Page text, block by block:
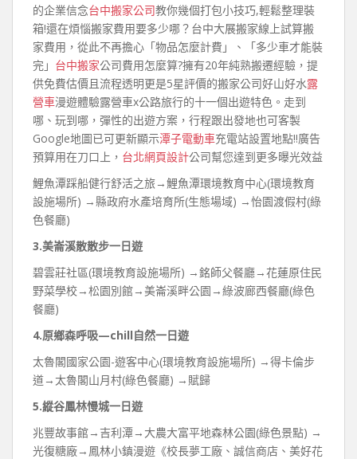
的企業信念台中搬家公司教你幾個打包小技巧,輕鬆整理裝
箱!還在煩惱搬家費用要多少哪？台中大展搬家線上試算搬
家費用，從此不再擔心「物品怎麼計費」、「多少車才能裝
完」 台中搬家公司費用怎麼算?擁有20年純熟搬遷經驗，提
供免費估價且流程透明更是5星評價的搬家公司好山好水露
營車漫遊體驗露營車x公路旅行的十一個出遊特色。走到
哪、玩到哪，彈性的出遊方案，行程跟出發地也可客製
Google地圖已可更新顯示潭子電動車充電站設置地點!!廣告
預算用在刀口上， 台北網頁設計公司幫您達到更多曝光效益
鯉魚潭踩船健行舒活之旅→鯉魚潭環境教育中心(環境教育
設施場所) →縣政府水產培育所(生態場域) →怡園渡假村(綠
色餐廳)
3.美崙溪散散步一日遊
碧雲莊社區(環境教育設施場所) →銘師父餐廳→花蓮原住民
野菜學校→松園別館→美崙溪畔公園→綠波廊西餐廳(綠色
餐廳)
4.原鄉森呼吸—chill自然一日遊
太魯閣國家公園-遊客中心(環境教育設施場所) →得卡倫步
道→太魯閣山月村(綠色餐廳) →賦歸
5.縱谷鳳林慢城一日遊
兆豐故事館→吉利潭→大農大富平地森林公園(綠色景點) →
光復糖廠→鳳林小鎮漫遊《校長夢工廠、誠信商店、美好花